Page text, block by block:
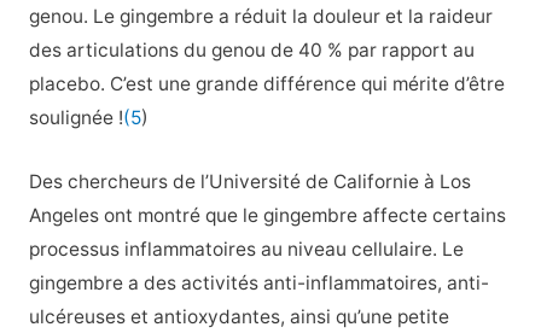
genou. Le gingembre a réduit la douleur et la raideur
des articulations du genou de 40 % par rapport au
placebo. C’est une grande différence qui mérite d’être
soulignée !(5)
Des chercheurs de l’Université de Californie à Los
Angeles ont montré que le gingembre affecte certains
processus inflammatoires au niveau cellulaire. Le
gingembre a des activités anti-inflammatoires, anti-
ulcéreuses et antioxydantes, ainsi qu’une petite